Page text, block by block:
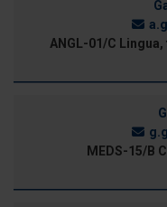
ANGL-01/C
MEDS-15/B